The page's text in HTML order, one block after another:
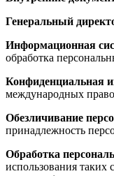
Генеральный
Информационная
обработка
Конфиденциальная
международных
Обезличивание
принадлежность
Обработка
использования таких